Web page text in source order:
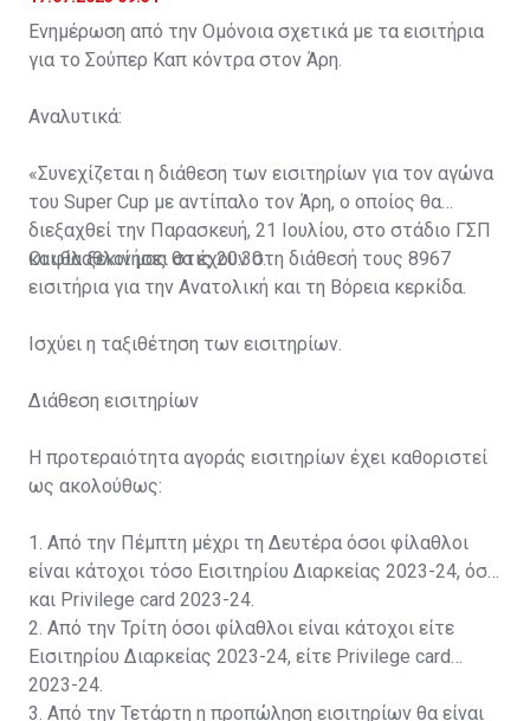
Ενημέρωση από την Ομόνοια σχετικά με τα εισιτήρια
για το Σούπερ Καπ κόντρα στον Άρη.
Αναλυτικά:
«Συνεχίζεται η διάθεση των εισιτηρίων για τον αγώνα
του Super Cup με αντίπαλο τον Άρη, ο οποίος θα
διεξαχθεί την Παρασκευή, 21 Ιουλίου, στο στάδιο ΓΣΠ
και θα ξεκινήσει στις 20:30.
Οι φίλαθλοί μας θα έχουν στη διάθεσή τους 8967
εισιτήρια για την Ανατολική και τη Βόρεια κερκίδα.
Ισχύει η ταξιθέτηση των εισιτηρίων.
Διάθεση εισιτηρίων
Η προτεραιότητα αγοράς εισιτηρίων έχει καθοριστεί
ως ακολούθως:
1. Από την Πέμπτη μέχρι τη Δευτέρα όσοι φίλαθλοι
είναι κάτοχοι τόσο Εισιτηρίου Διαρκείας 2023-24, όσο
και Privilege card 2023-24.
2. Από την Τρίτη όσοι φίλαθλοι είναι κάτοχοι είτε
Εισιτηρίου Διαρκείας 2023-24, είτε Privilege card
2023-24.
3. Από την Τετάρτη η προπώληση εισιτηρίων θα είναι